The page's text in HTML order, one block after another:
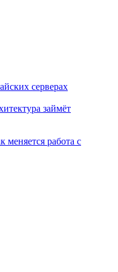
серверах
займёт
работа с